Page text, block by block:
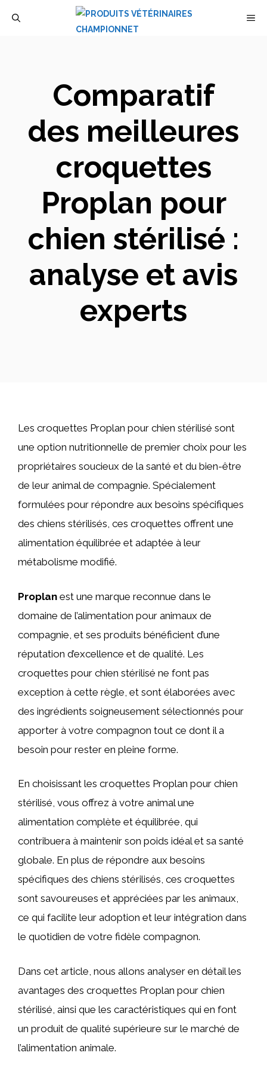
Comparatif
des meilleures
croquettes
Proplan pour
chien stérilisé :
analyse et avis
experts
Les croquettes Proplan pour chien stérilisé sont
une option nutritionnelle de premier choix pour les
propriétaires soucieux de la santé et du bien-être
de leur animal de compagnie. Spécialement
formulées pour répondre aux besoins spécifiques
des chiens stérilisés, ces croquettes offrent une
alimentation équilibrée et adaptée à leur
métabolisme modifié.
Proplan est une marque reconnue dans le
domaine de l’alimentation pour animaux de
compagnie, et ses produits bénéficient d’une
réputation d’excellence et de qualité. Les
croquettes pour chien stérilisé ne font pas
exception à cette règle, et sont élaborées avec
des ingrédients soigneusement sélectionnés pour
apporter à votre compagnon tout ce dont il a
besoin pour rester en pleine forme.
En choisissant les croquettes Proplan pour chien
stérilisé, vous offrez à votre animal une
alimentation complète et équilibrée, qui
contribuera à maintenir son poids idéal et sa santé
globale. En plus de répondre aux besoins
spécifiques des chiens stérilisés, ces croquettes
sont savoureuses et appréciées par les animaux,
ce qui facilite leur adoption et leur intégration dans
le quotidien de votre fidèle compagnon.
Dans cet article, nous allons analyser en détail les
avantages des croquettes Proplan pour chien
stérilisé, ainsi que les caractéristiques qui en font
un produit de qualité supérieure sur le marché de
l’alimentation animale.